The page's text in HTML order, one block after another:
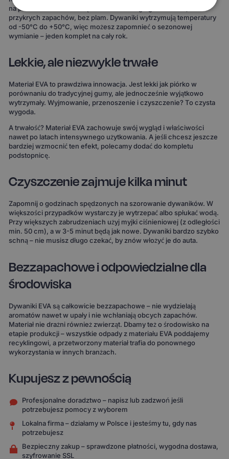
na powierzchni i łatwo się usuwa. Bez długiego suszenia, bez
przykrych zapachów, bez plam. Dywaniki wytrzymują temperatury
od -50°C do +50°C, więc możesz zapomnieć o sezonowej
wymianie – jeden komplet na cały rok.
Lekkie, ale niezwykle trwałe
Materiał EVA to prawdziwa innowacja. Jest lekki jak piórko w
porównaniu do tradycyjnej gumy, ale jednocześnie wyjątkowo
wytrzymały. Wyjmowanie, przenoszenie i czyszczenie? To czysta
wygoda.
A trwałość? Materiał EVA zachowuje swój wygląd i właściwości
nawet po latach intensywnego użytkowania. A jeśli chcesz jeszcze
bardziej wzmocnić ten efekt, polecamy dodać do kompletu
podstopnicę.
Czyszczenie zajmuje kilka minut
Zapomnij o godzinach spędzonych na szorowanie dywaników. W
większości przypadków wystarczy je wytrzepać albo spłukać wodą.
Przy większych zabrudzeniach użyj myjki ciśnieniowej (z odległości
min. 50 cm), a w 3-5 minut będą jak nowe. Dywaniki bardzo szybko
schną – nie musisz długo czekać, by znów włożyć je do auta.
Bezzapachowe i odpowiedzialne dla
środowiska
Dywaniki EVA są całkowicie bezzapachowe – nie wydzielają
aromatów nawet w upały i nie wchłaniają obcych zapachów.
Materiał nie drażni również zwierząt. Dbamy też o środowisko na
etapie produkcji – wszystkie odpady z materiału EVA poddajemy
recyklingowi, a przetworzony materiał trafia do ponownego
wykorzystania w innych branżach.
Kupujesz z pewnością
Profesjonalne doradztwo – napisz lub zadzwoń jeśli
potrzebujesz pomocy z wyborem
Lokalna firma – działamy w Polsce i jesteśmy tu, gdy nas
potrzebujesz
Bezpieczny zakup – sprawdzone płatności, wygodna dostawa,
szyfrowanie SSL